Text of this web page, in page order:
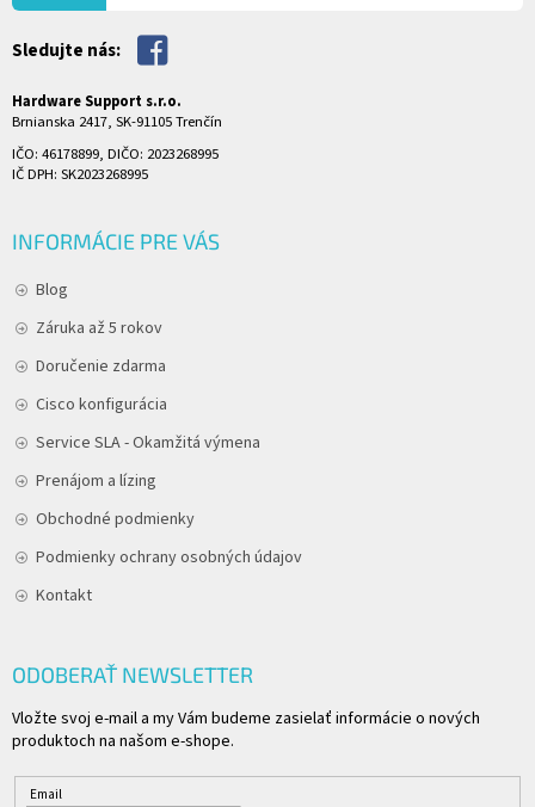
Sledujte nás:
Hardware Support s.r.o.
Brnianska 2417, SK-91105 Trenčín
IČO: 46178899, DIČO: 2023268995
IČ DPH: SK2023268995
INFORMÁCIE PRE VÁS
Blog
Záruka až 5 rokov
Doručenie zdarma
Cisco konfigurácia
Service SLA - Okamžitá výmena
Prenájom a lízing
Obchodné podmienky
Podmienky ochrany osobných údajov
Kontakt
ODOBERAŤ NEWSLETTER
Vložte svoj e-mail a my Vám budeme zasielať informácie o nových
produktoch na našom e-shope.
Email